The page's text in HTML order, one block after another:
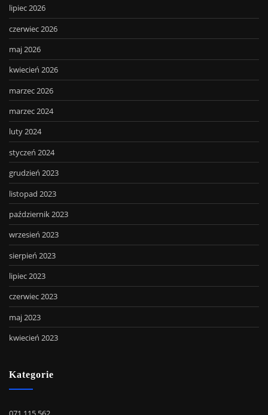
lipiec 2026
czerwiec 2026
maj 2026
kwiecień 2026
marzec 2026
marzec 2024
luty 2024
styczeń 2024
grudzień 2023
listopad 2023
październik 2023
wrzesień 2023
sierpień 2023
lipiec 2023
czerwiec 2023
maj 2023
kwiecień 2023
Kategorie